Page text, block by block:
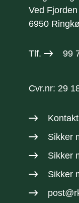
Ved
6950
Tlf. 99
Cvr.nr: 29
Sikker
Sikker
Sikker